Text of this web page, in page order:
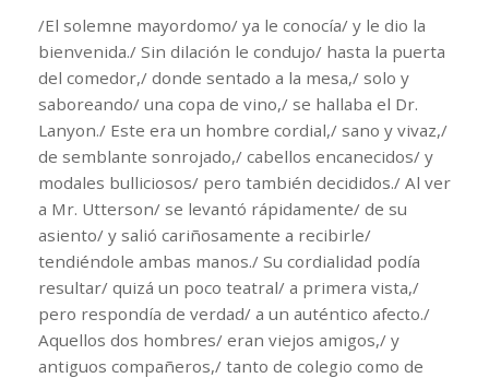
/El solemne mayordomo/ ya le conocía/ y le dio la
bienvenida./ Sin dilación le condujo/ hasta la puerta
del comedor,/ donde sentado a la mesa,/ solo y
saboreando/ una copa de vino,/ se hallaba el Dr.
Lanyon./ Este era un hombre cordial,/ sano y vivaz,/
de semblante sonrojado,/ cabellos encanecidos/ y
modales bulliciosos/ pero también decididos./ Al ver
a Mr. Utterson/ se levantó rápidamente/ de su
asiento/ y salió cariñosamente a recibirle/
tendiéndole ambas manos./ Su cordialidad podía
resultar/ quizá un poco teatral/ a primera vista,/
pero respondía de verdad/ a un auténtico afecto./
Aquellos dos hombres/ eran viejos amigos,/ y
antiguos compañeros,/ tanto de colegio como de